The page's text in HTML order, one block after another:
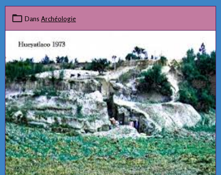
Dans Archéologie